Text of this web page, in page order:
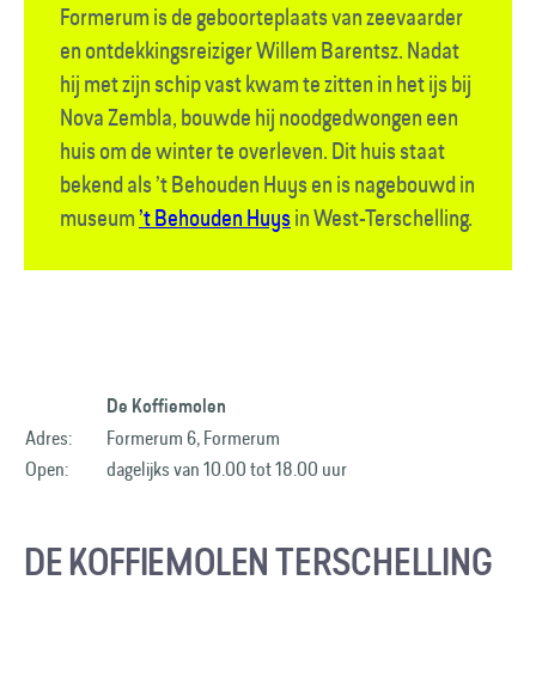
Formerum is de geboorteplaats van zeevaarder
en ontdekkingsreiziger Willem Barentsz. Nadat
hij met zijn schip vast kwam te zitten in het ijs bij
Nova Zembla, bouwde hij nood­gedwongen een
huis om de winter te overleven. Dit huis staat
bekend als ’t Behouden Huys en is nagebouwd in
museum’t Behouden Huysin West-Terschelling.
De Koffiemolen
Adres:
Formerum 6, Formerum
Open:
dagelijks van 10.00 tot 18.00 uur
DE KOFFIEMOLEN TERSCHELLING